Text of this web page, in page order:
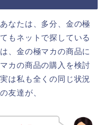
なたは、多分、金の極
もネットで探している
、金の極マカの商品に
カの商品の購入を検討
は私も全くの同じ状況
友達が、